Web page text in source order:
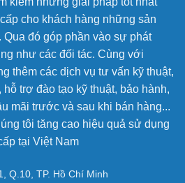
cho khách hàng những sản
Qua đó góp phần vào sự phát
như các đối tác. Cùng với
thêm các dịch vụ tư vấn kỹ thuật,
trợ đào tạo kỹ thuật, bảo hành,
mãi trước và sau khi bán hàng...
tôi tăng cao hiệu quả sử dụng
tại Việt Nam
Q.10, TP. Hồ Chí Minh